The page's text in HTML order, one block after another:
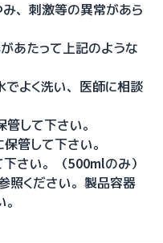
、刺激等の異常があら
あたって上記のような
でよく洗い、医師に相談
して下さい。
管して下さい。
下さい。（500mlのみ）
照ください。製品容器